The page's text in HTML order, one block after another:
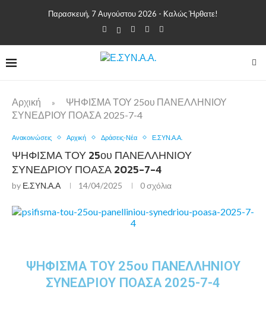
Παρασκευή, 7 Αυγούστου 2026 - Καλώς Ήρθατε!
Αρχική »
ΨΗΦΙΣΜΑ ΤΟΥ 25ου ΠΑΝΕΛΛΗΝΙΟΥ
ΣΥΝΕΔΡΙΟΥ ΠΟΑΣΑ 2025-7-4
Ανακοινώσεις Αρχική Δράσεις-Νέα Ε.ΣΥΝ.Α.Α.
ΨΗΦΙΣΜΑ ΤΟΥ 25ου ΠΑΝΕΛΛΗΝΙΟΥ
ΣΥΝΕΔΡΙΟΥ ΠΟΑΣΑ 2025-7-4
by Ε.ΣΥΝ.Α.Α 14/04/2025 0 σχόλια
ΨΗΦΙΣΜΑ ΤΟΥ 25ου ΠΑΝΕΛΛΗΝΙΟΥ
ΣΥΝΕΔΡΙΟΥ ΠΟΑΣΑ 2025-7-4